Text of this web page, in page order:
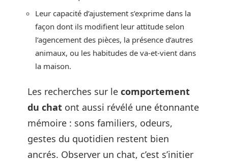
Leur capacité d’ajustement s’exprime dans la
façon dont ils modifient leur attitude selon
l’agencement des pièces, la présence d’autres
animaux, ou les habitudes de va-et-vient dans
la maison.
Les recherches sur le comportement
du chat ont aussi révélé une étonnante
mémoire : sons familiers, odeurs,
gestes du quotidien restent bien
ancrés. Observer un chat, c’est s’initier